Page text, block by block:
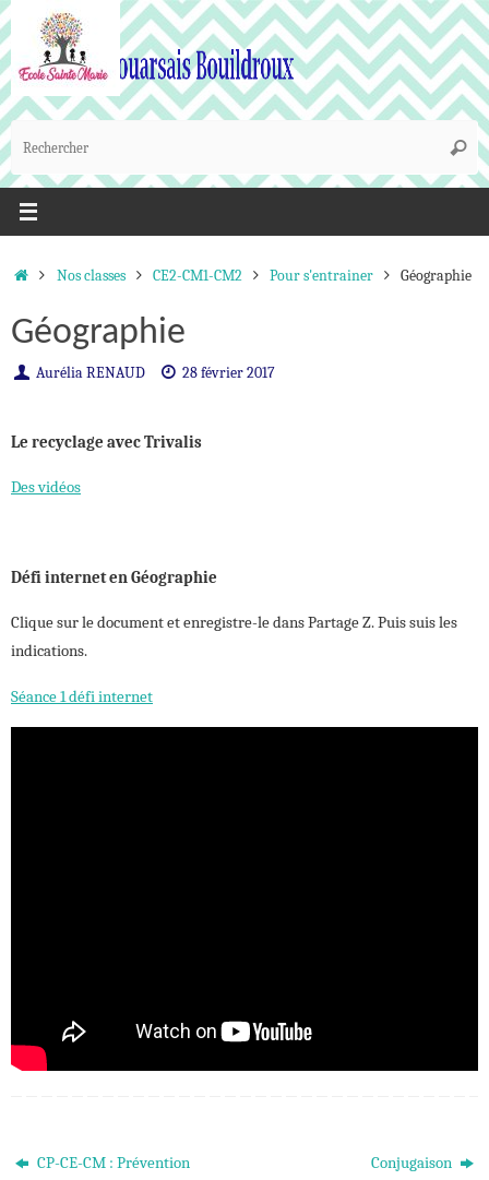
Passer
au
contenu
:
AccueilNos classes CE2-CM1-CM2 Pour s'entrainer Géographie
Géographie
Aurélia RENAUD 28 février 2017
Le recyclage avec Trivalis
Des vidéos
Défi internet en Géographie
Clique sur le document et enregistre-le dans Partage Z. Puis suis les
indications.
Séance 1 défi internet
CP-CE-CM : Prévention
Conjugaison